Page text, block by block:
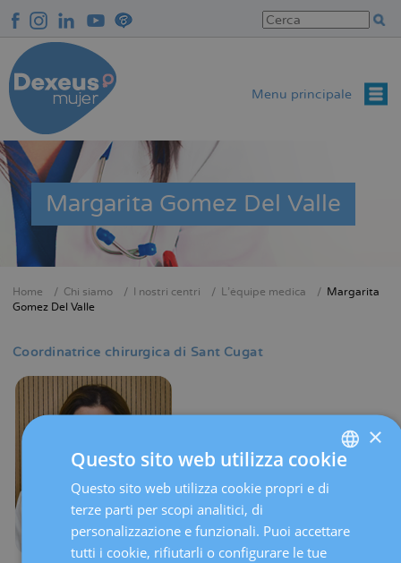
contenuto
principale
Menu principale
Margarita Gomez Del Valle
Briciole
pane
Home Chi siamo I nostri centri L'équipe medica
Margarita
Gomez Del Valle
Coordinatrice chirurgica di Sant Cugat
SPANISH
×
Questo sito web utilizza cookie
Questo sito web utilizza cookie propri e di
terze parti per scopi analitici, di
personalizzazione e funzionali. Puoi accettare
tutti i cookie, rifiutarli o configurare le tue